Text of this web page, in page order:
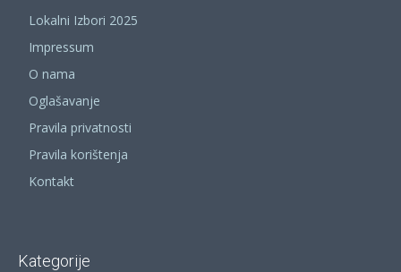
Lokalni Izbori 2025
Impressum
O nama
Oglašavanje
Pravila privatnosti
Pravila korištenja
Kontakt
Kategorije